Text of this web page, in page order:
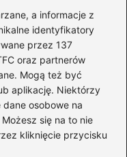
a informacje z
identyfikatory
przez 137
oraz partnerów
Mogą też być
aplikację. Niektórzy
osobowe na
się na to nie
kliknięcie przycisku